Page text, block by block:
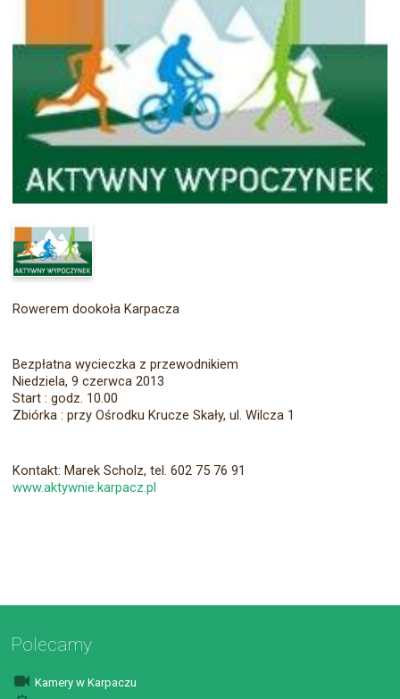
Rowerem dookoła Karpacza
Bezpłatna wycieczka z przewodnikiem
Niedziela, 9 czerwca 2013
Start : godz. 10.00
Zbiórka : przy Ośrodku Krucze Skały, ul. Wilcza 1
Kontakt: Marek Scholz, tel. 602 75 76 91
www.aktywnie.karpacz.pl
Polecamy
Kamery w Karpaczu